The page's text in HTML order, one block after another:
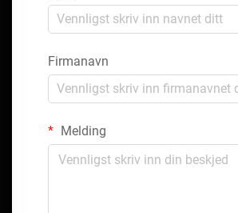
Firmanavn
Melding